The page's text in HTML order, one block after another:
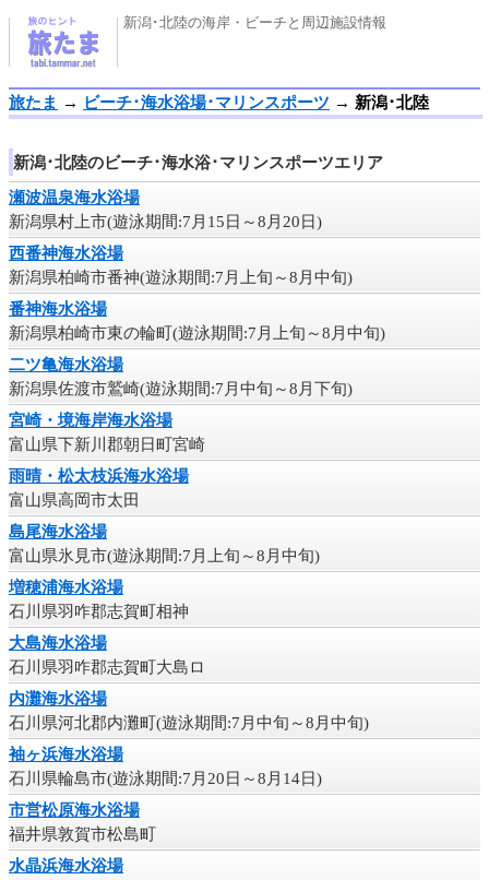
新潟･北陸の海岸・ビーチと周辺施設情報
旅たま → ビーチ･海水浴場･マリンスポーツ → 新潟･北陸
新潟･北陸のビーチ･海水浴･マリンスポーツエリア
瀬波温泉海水浴場
新潟県村上市(遊泳期間:7月15日～8月20日)
西番神海水浴場
新潟県柏崎市番神(遊泳期間:7月上旬～8月中旬)
番神海水浴場
新潟県柏崎市東の輪町(遊泳期間:7月上旬～8月中旬)
二ツ亀海水浴場
新潟県佐渡市鷲崎(遊泳期間:7月中旬～8月下旬)
宮崎・境海岸海水浴場
富山県下新川郡朝日町宮崎
雨晴・松太枝浜海水浴場
富山県高岡市太田
島尾海水浴場
富山県氷見市(遊泳期間:7月上旬～8月中旬)
増穂浦海水浴場
石川県羽咋郡志賀町相神
大島海水浴場
石川県羽咋郡志賀町大島ロ
内灘海水浴場
石川県河北郡内灘町(遊泳期間:7月中旬～8月中旬)
袖ヶ浜海水浴場
石川県輪島市(遊泳期間:7月20日～8月14日)
市営松原海水浴場
福井県敦賀市松島町
水晶浜海水浴場